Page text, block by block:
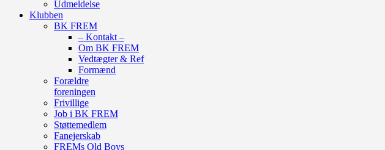
Udmeldelse
Klubben
BK FREM
– Kontakt –
Om BK FREM
Vedtægter & Ref
Formænd
Forældre
foreningen
Frivillige
Job i BK FREM
Støttemedlem
Fanejerskab
FREMs Old Boys